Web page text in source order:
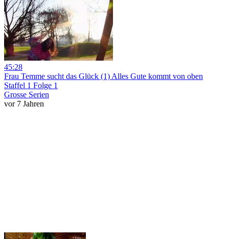
45:28
Frau Temme sucht das Glück (1) Alles Gute kommt von oben
Staffel 1 Folge 1
Grosse Serien
vor 7 Jahren